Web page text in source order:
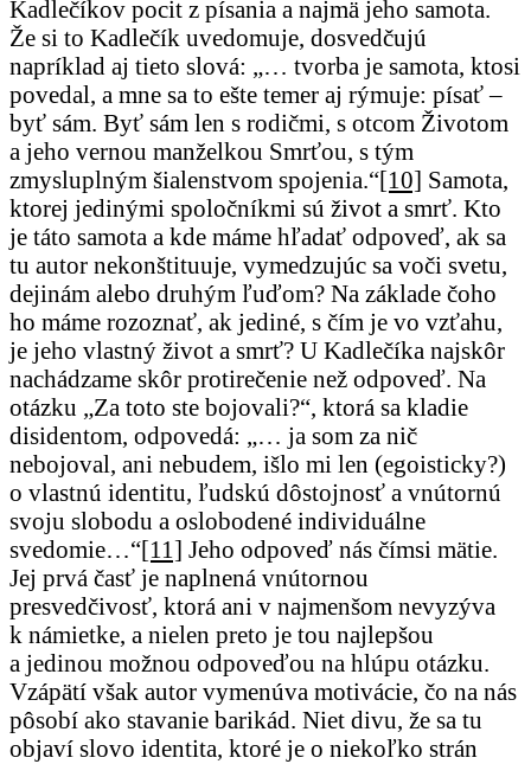
Kadlečíkov pocit z písania a najmä jeho samota.
Že si to Kadlečík uvedomuje, dosvedčujú
napríklad aj tieto slová: „… tvorba je samota, ktosi
povedal, a mne sa to ešte temer aj rýmuje: písať –
byť sám. Byť sám len s rodičmi, s otcom Životom
a jeho vernou manželkou Smrťou, s tým
zmysluplným šialenstvom spojenia.“[10] Samota,
ktorej jedinými spoločníkmi sú život a smrť. Kto
je táto samota a kde máme hľadať odpoveď, ak sa
tu autor nekonštituuje, vymedzujúc sa voči svetu,
dejinám alebo druhým ľuďom? Na základe čoho
ho máme rozoznať, ak jediné, s čím je vo vzťahu,
je jeho vlastný život a smrť? U Kadlečíka najskôr
nachádzame skôr protirečenie než odpoveď. Na
otázku „Za toto ste bojovali?“, ktorá sa kladie
disidentom, odpovedá: „… ja som za nič
nebojoval, ani nebudem, išlo mi len (egoisticky?)
o vlastnú identitu, ľudskú dôstojnosť a vnútornú
svoju slobodu a oslobodené individuálne
svedomie…“[11] Jeho odpoveď nás čímsi mätie.
Jej prvá časť je naplnená vnútornou
presvedčivosť, ktorá ani v najmenšom nevyzýva
k námietke, a nielen preto je tou najlepšou
a jedinou možnou odpoveďou na hlúpu otázku.
Vzápätí však autor vymenúva motivácie, čo na nás
pôsobí ako stavanie barikád. Niet divu, že sa tu
objaví slovo identita, ktoré je o niekoľko strán